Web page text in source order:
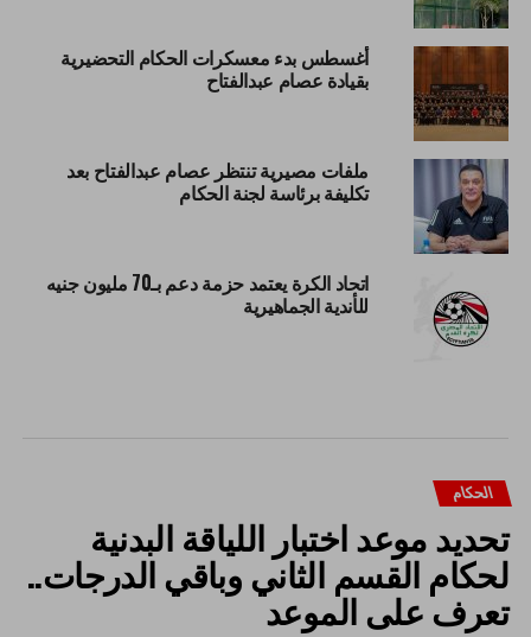
أغسطس بدء معسكرات الحكام التحضيرية
بقيادة عصام عبدالفتاح
ملفات مصيرية تنتظر عصام عبدالفتاح بعد
تكليفة برئاسة لجنة الحكام
اتحاد الكرة يعتمد حزمة دعم بـ70 مليون جنيه
للأندية الجماهيرية
الحكام
تحديد موعد اختبار اللياقة البدنية
لحكام القسم الثاني وباقي الدرجات..
تعرف على الموعد